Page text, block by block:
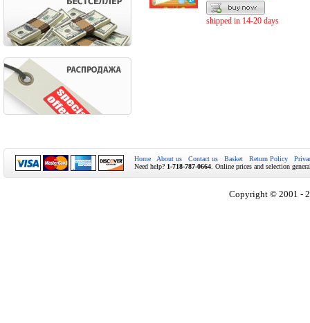
shipped in 14-20 days
Home About us Contact us Basket Return Policy
Need help? 1-718-787-0664 . Online prices and selection
Copyright © 2001 -